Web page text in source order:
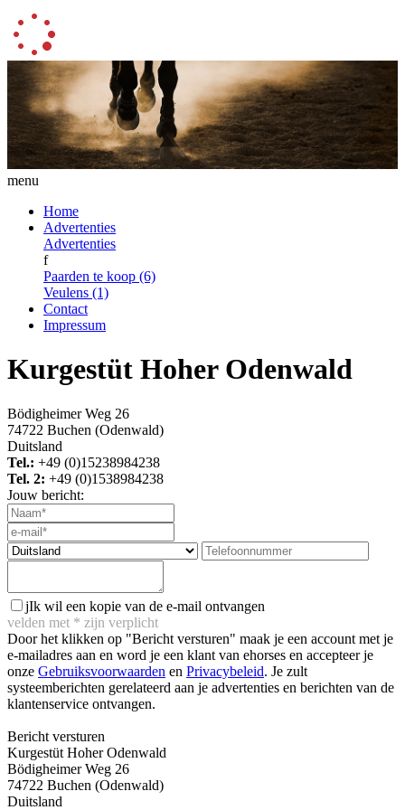
menu
Home
Advertenties
Advertenties
f
Paarden te koop (6)
Veulens (1)
Contact
Impressum
Kurgestüt Hoher Odenwald
Bödigheimer Weg 26
74722 Buchen (Odenwald)
Duitsland
Tel.: +49 (0)15238984238
Tel. 2: +49 (0)1538984238
Jouw bericht:
jIk wil een kopie van de e-mail ontvangen
velden met * zijn verplicht
Door het klikken op "Bericht versturen" maak je een account met je
e-mailadres aan en word je een klant van ehorses en accepteer je
onze Gebruiksvoorwaarden en Privacybeleid. Je zult
systeemberichten gerelateerd aan je advertenties en berichten van de
klantenservice ontvangen.
Bericht versturen
Kurgestüt Hoher Odenwald
Bödigheimer Weg 26
74722 Buchen (Odenwald)
Duitsland